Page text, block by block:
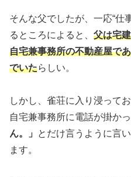
そんな父でしたが、一応“仕
るところによると、 父は宅
自宅兼事務所の不動産屋で
でいたらしい。
しかし、雀荘に入り浸って
自宅兼事務所に電話が掛か
ん。」
とだけ言うように言
ます。